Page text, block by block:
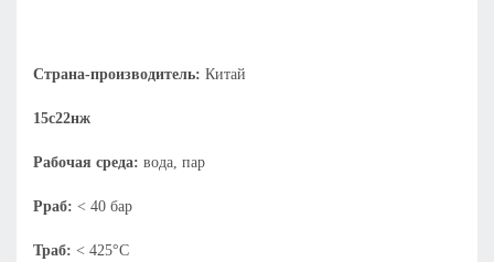
Страна-производитель: Китай
15с22нж
Рабочая среда: вода, пар
Рраб: < 40 бар
Траб: < 425°С